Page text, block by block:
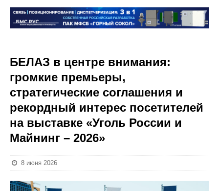
БЕЛАЗ в центре внимания:
громкие премьеры,
стратегические соглашения и
рекордный интерес посетителей
на выставке «Уголь России и
Майнинг – 2026»
8 июня 2026